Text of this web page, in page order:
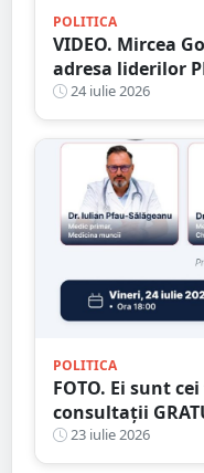
POLITICA
VIDEO. Mircea
adresa liderilor
privind terenuri,
Sănătoasă” și
24 iulie 2026
POLITICA
FOTO. Ei sunt
consultații
municipiului
23 iulie 2026